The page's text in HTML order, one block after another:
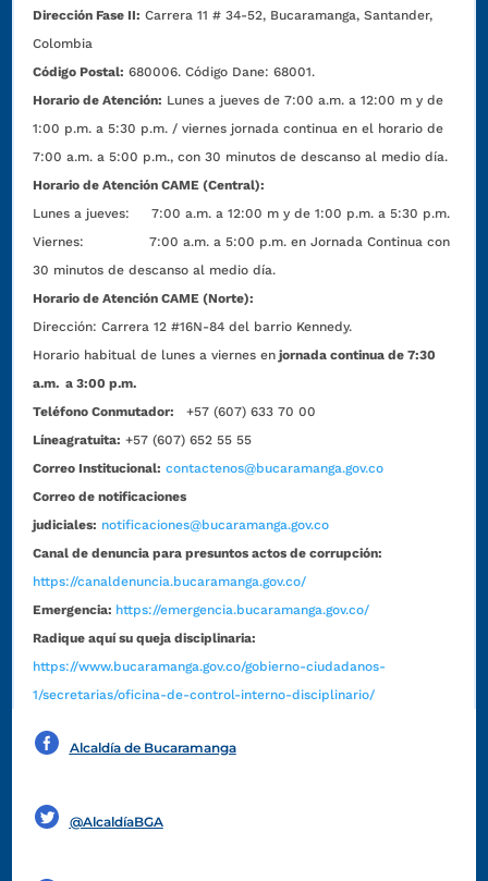
Dirección Fase II: Carrera 11 # 34-52, Bucaramanga, Santander,
Colombia
Código Postal: 680006. Código Dane: 68001.
Horario de Atención: Lunes a jueves de 7:00 a.m. a 12:00 m y de
1:00 p.m. a 5:30 p.m. / viernes jornada continua en el horario de
7:00 a.m. a 5:00 p.m., con 30 minutos de descanso al medio día.
Horario de Atención CAME (Central):
Lunes a jueves: 7:00 a.m. a 12:00 m y de 1:00 p.m. a 5:30 p.m.
Viernes: 7:00 a.m. a 5:00 p.m. en Jornada Continua con
30 minutos de descanso al medio día.
Horario de Atención CAME (Norte):
Dirección:Carrera 12 #16N-84 del barrio Kennedy.
Horario habitual de lunes a viernes en jornada continua de 7:30
a.m. a 3:00 p.m.
Teléfono Conmutador:
+57 (607) 633 70 00
Líneagratuita: +57 (607) 652 55 55
Correo Institucional: contactenos@bucaramanga.gov.co
Correo de notificaciones
judiciales: notificaciones@bucaramanga.gov.co
Canal de denuncia para presuntos actos de corrupción:
https://canaldenuncia.bucaramanga.gov.co/
Emergencia: https://emergencia.bucaramanga.gov.co/
Radique aquí su queja disciplinaria:
https://www.bucaramanga.gov.co/gobierno-ciudadanos-
1/secretarias/oficina-de-control-interno-disciplinario/
Alcaldía de Bucaramanga
@AlcaldíaBGA